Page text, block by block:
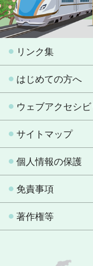
リンク集
はじめての方へ
ウェブアクセシビ
サイトマップ
個人情報の保護
免責事項
著作権等